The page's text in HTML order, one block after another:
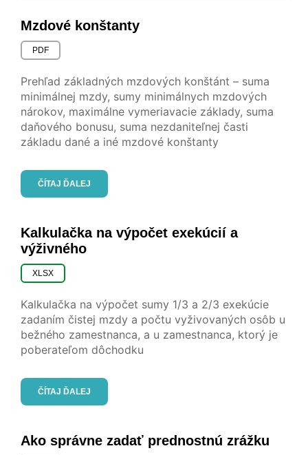
Mzdové konštanty
PDF
Prehľad základných mzdových konštánt – suma
minimálnej mzdy, sumy minimálnych mzdových
nárokov, maximálne vymeriavacie základy, suma
daňového bonusu, suma nezdaniteľnej časti
základu dané a iné mzdové konštanty
ČÍTAJ ĎALEJ
Kalkulačka na výpočet exekúcií a
výživného
XLSX
Kalkulačka na výpočet sumy 1/3 a 2/3 exekúcie
zadaním čistej mzdy a počtu vyživovaných osôb u
bežného zamestnanca, a u zamestnanca, ktorý je
poberateľom dôchodku
ČÍTAJ ĎALEJ
Ako správne zadať prednostnú zrážku